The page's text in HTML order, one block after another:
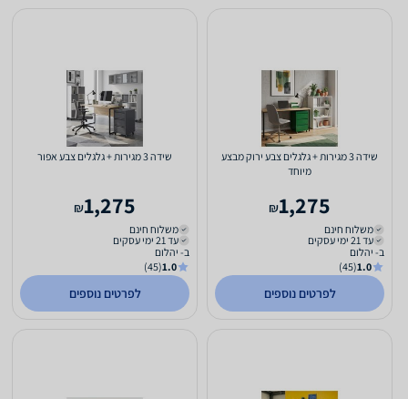
שידה 3 מגירות + גלגלים צבע ירוק מבצע
מיוחד
1,275
₪
משלוח חינם
עד 21 ימי עסקים
ב- יהלום
1.0
(45)
לפרטים נוספים
שידה 3 מגירות + גלגלים צבע אפור
1,275
₪
משלוח חינם
עד 21 ימי עסקים
ב- יהלום
1.0
(45)
לפרטים נוספים